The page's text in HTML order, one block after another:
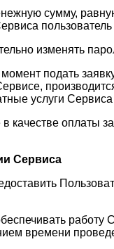
сумму,
изменять
подать
услуги
оплаты
Сервиса
времени